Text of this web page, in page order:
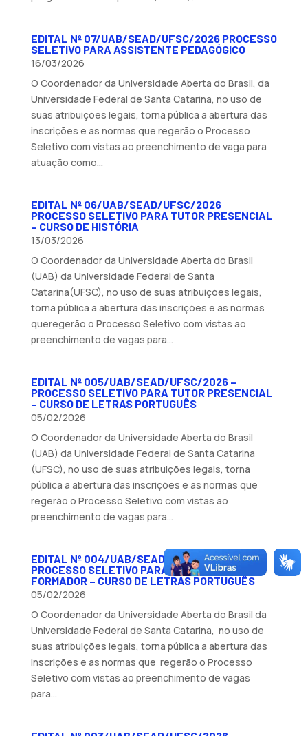
EDITAL Nº 07/UAB/SEAD/UFSC/2026 PROCESSO
SELETIVO PARA ASSISTENTE PEDAGÓGICO
16/03/2026
O Coordenador da Universidade Aberta do Brasil, da
Universidade Federal de Santa Catarina, no uso de
suas atribuições legais, torna pública a abertura das
inscrições e as normas que regerão o Processo
Seletivo com vistas ao preenchimento de vaga para
atuação como...
EDITAL Nº 06/UAB/SEAD/UFSC/2026
PROCESSO SELETIVO PARA TUTOR PRESENCIAL
– CURSO DE HISTÓRIA
13/03/2026
O Coordenador da Universidade Aberta do Brasil
(UAB) da Universidade Federal de Santa
Catarina(UFSC), no uso de suas atribuições legais,
torna pública a abertura das inscrições e as normas
queregerão o Processo Seletivo com vistas ao
preenchimento de vagas para...
EDITAL Nº 005/UAB/SEAD/UFSC/2026 –
PROCESSO SELETIVO PARA TUTOR PRESENCIAL
– CURSO DE LETRAS PORTUGUÊS
05/02/2026
O Coordenador da Universidade Aberta do Brasil
(UAB) da Universidade Federal de Santa Catarina
(UFSC), no uso de suas atribuições legais, torna
pública a abertura das inscrições e as normas que
regerão o Processo Seletivo com vistas ao
preenchimento de vagas para...
EDITAL Nº 004/UAB/SEAD/UFSC/2026 –
PROCESSO SELETIVO PARA PROFESSOR
FORMADOR – CURSO DE LETRAS PORTUGUÊS
05/02/2026
O Coordenador da Universidade Aberta do Brasil da
Universidade Federal de Santa Catarina, no uso de
suas atribuições legais, torna pública a abertura das
inscrições e as normas que regerão o Processo
Seletivo com vistas ao preenchimento de vagas
para...